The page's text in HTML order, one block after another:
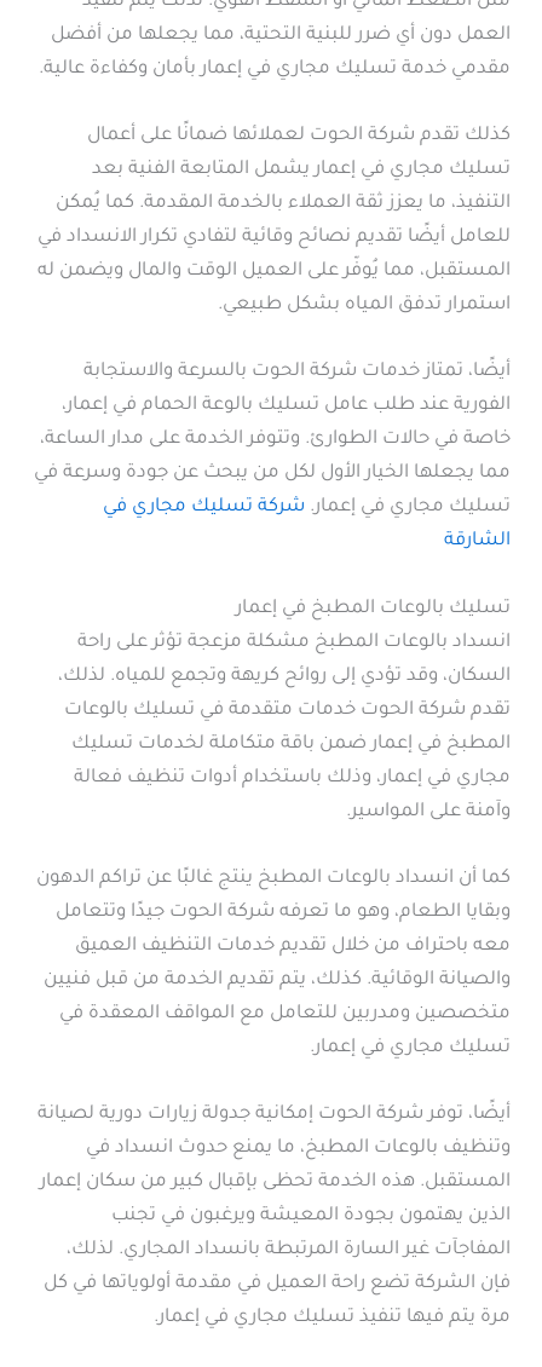
العمل دون أي ضرر للبنية التحتية، مما يجعلها من أفضل
مقدمي خدمة تسليك مجاري في إعمار بأمان وكفاءة عالية.
كذلك تقدم شركة الحوت لعملائها ضمانًا على أعمال
تسليك مجاري في إعمار يشمل المتابعة الفنية بعد
التنفيذ، ما يعزز ثقة العملاء بالخدمة المقدمة. كما يُمكن
للعامل أيضًا تقديم نصائح وقائية لتفادي تكرار الانسداد في
المستقبل، مما يُوفّر على العميل الوقت والمال ويضمن له
استمرار تدفق المياه بشكل طبيعي.
أيضًا، تمتاز خدمات شركة الحوت بالسرعة والاستجابة
الفورية عند طلب عامل تسليك بالوعة الحمام في إعمار،
خاصة في حالات الطوارئ. وتتوفر الخدمة على مدار الساعة،
مما يجعلها الخيار الأول لكل من يبحث عن جودة وسرعة في
تسليك مجاري في إعمار. شركة تسليك مجاري في
الشارقة
تسليك بالوعات المطبخ في إعمار
انسداد بالوعات المطبخ مشكلة مزعجة تؤثر على راحة
السكان، وقد تؤدي إلى روائح كريهة وتجمع للمياه. لذلك،
تقدم شركة الحوت خدمات متقدمة في تسليك بالوعات
المطبخ في إعمار ضمن باقة متكاملة لخدمات تسليك
مجاري في إعمار، وذلك باستخدام أدوات تنظيف فعالة
وآمنة على المواسير.
كما أن انسداد بالوعات المطبخ ينتج غالبًا عن تراكم الدهون
وبقايا الطعام، وهو ما تعرفه شركة الحوت جيدًا وتتعامل
معه باحتراف من خلال تقديم خدمات التنظيف العميق
والصيانة الوقائية. كذلك، يتم تقديم الخدمة من قبل فنيين
متخصصين ومدربين للتعامل مع المواقف المعقدة في
تسليك مجاري في إعمار.
أيضًا، توفر شركة الحوت إمكانية جدولة زيارات دورية لصيانة
وتنظيف بالوعات المطبخ، ما يمنع حدوث انسداد في
المستقبل. هذه الخدمة تحظى بإقبال كبير من سكان إعمار
الذين يهتمون بجودة المعيشة ويرغبون في تجنب
المفاجآت غير السارة المرتبطة بانسداد المجاري. لذلك،
فإن الشركة تضع راحة العميل في مقدمة أولوياتها في كل
مرة يتم فيها تنفيذ تسليك مجاري في إعمار.